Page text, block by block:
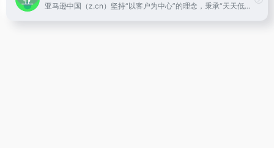
亚马逊中国（z.cn）坚持“以客户为中心”的理念，秉承“天天低价，正品行货”信念，销售图书、电脑、数码家电、母婴百货、服饰箱包等上千万种产品。亚马逊中国提供专业服务：正品行货天天低价，机打发票全国联保。货到付款，30天内可退换货。亚马逊为中国消费者提供便利、快捷的网购体验。